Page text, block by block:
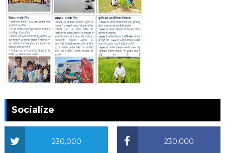
Socialize
230,000
230,000